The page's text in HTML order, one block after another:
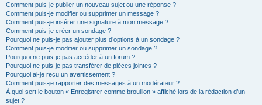
Comment puis-je publier un nouveau sujet ou une réponse ?
Comment puis-je modifier ou supprimer un message ?
Comment puis-je insérer une signature à mon message ?
Comment puis-je créer un sondage ?
Pourquoi ne puis-je pas ajouter plus d’options à un sondage ?
Comment puis-je modifier ou supprimer un sondage ?
Pourquoi ne puis-je pas accéder à un forum ?
Pourquoi ne puis-je pas transférer de pièces jointes ?
Pourquoi ai-je reçu un avertissement ?
Comment puis-je rapporter des messages à un modérateur ?
À quoi sert le bouton « Enregistrer comme brouillon » affiché lors de la rédaction d’un
sujet ?